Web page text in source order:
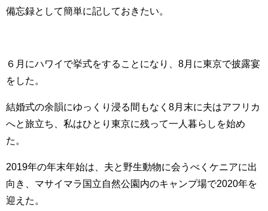
備忘録として簡単に記しておきたい。
６月にハワイで挙式をすることになり、8月に東京で披露宴
をした。
結婚式の余韻にゆっくり浸る間もなく8月末に夫はアフリカ
へと旅立ち、私はひとり東京に残って一人暮らしを始め
た。
2019年の年末年始は、夫と野生動物に会うべくケニアに出
向き、マサイマラ国立自然公園内のキャンプ場で2020年を
迎えた。